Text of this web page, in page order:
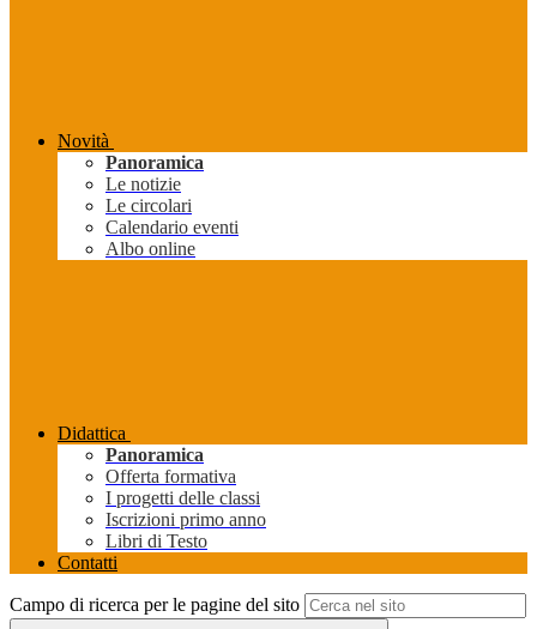
Novità
Panoramica
Le notizie
Le circolari
Calendario eventi
Albo online
Didattica
Panoramica
Offerta formativa
I progetti delle classi
Iscrizioni primo anno
Libri di Testo
Contatti
Campo di ricerca per le pagine del sito